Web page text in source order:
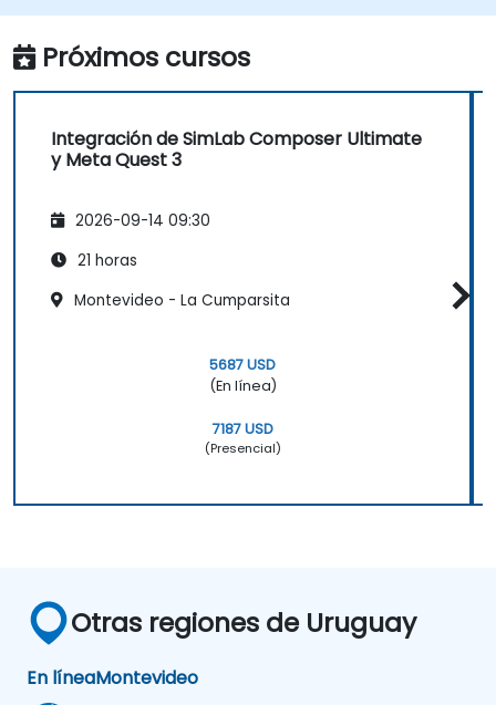
Integrar las tecnologías de RV/RA con los
sistemas de automatización existentes.
Próximos cursos
Integración de SimLab Composer Ultimate
y Meta Quest 3
2026-09-14 09:30
21 horas
Montevideo - La Cumparsita
5687 USD
(En línea)
7187 USD
(Presencial)
Otras regiones de Uruguay
En líneaMontevideo